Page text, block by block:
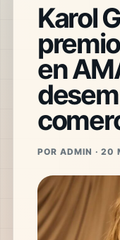
Karol
en
POR ADMIN · 20